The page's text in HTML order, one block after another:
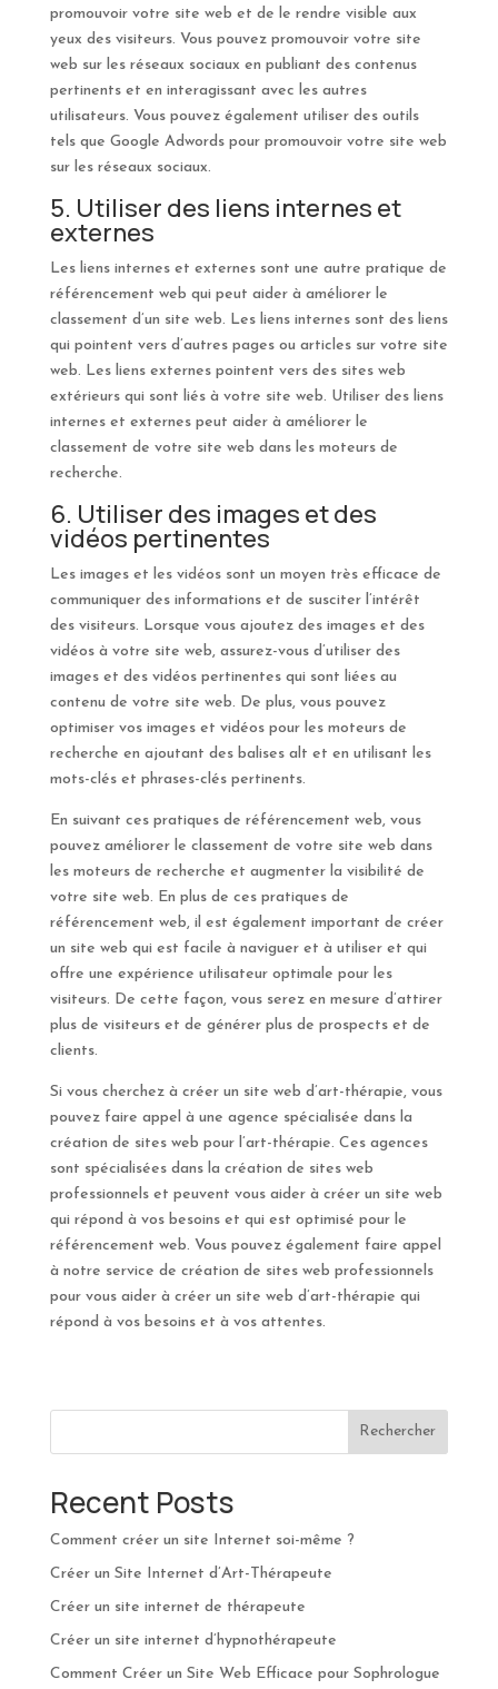
promouvoir votre site web et de le rendre visible aux
yeux des visiteurs. Vous pouvez promouvoir votre site
web sur les réseaux sociaux en publiant des contenus
pertinents et en interagissant avec les autres
utilisateurs. Vous pouvez également utiliser des outils
tels que Google Adwords pour promouvoir votre site web
sur les réseaux sociaux.
5. Utiliser des liens internes et
externes
Les liens internes et externes sont une autre pratique de
référencement web qui peut aider à améliorer le
classement d’un site web. Les liens internes sont des liens
qui pointent vers d’autres pages ou articles sur votre site
web. Les liens externes pointent vers des sites web
extérieurs qui sont liés à votre site web. Utiliser des liens
internes et externes peut aider à améliorer le
classement de votre site web dans les moteurs de
recherche.
6. Utiliser des images et des
vidéos pertinentes
Les images et les vidéos sont un moyen très efficace de
communiquer des informations et de susciter l’intérêt
des visiteurs. Lorsque vous ajoutez des images et des
vidéos à votre site web, assurez-vous d’utiliser des
images et des vidéos pertinentes qui sont liées au
contenu de votre site web. De plus, vous pouvez
optimiser vos images et vidéos pour les moteurs de
recherche en ajoutant des balises alt et en utilisant les
mots-clés et phrases-clés pertinents.
En suivant ces pratiques de référencement web, vous
pouvez améliorer le classement de votre site web dans
les moteurs de recherche et augmenter la visibilité de
votre site web. En plus de ces pratiques de
référencement web, il est également important de créer
un site web qui est facile à naviguer et à utiliser et qui
offre une expérience utilisateur optimale pour les
visiteurs. De cette façon, vous serez en mesure d’attirer
plus de visiteurs et de générer plus de prospects et de
clients.
Si vous cherchez à créer un site web d’art-thérapie, vous
pouvez faire appel à une agence spécialisée dans la
création de sites web pour l’art-thérapie. Ces agences
sont spécialisées dans la création de sites web
professionnels et peuvent vous aider à créer un site web
qui répond à vos besoins et qui est optimisé pour le
référencement web. Vous pouvez également faire appel
à notre service de création de sites web professionnels
pour vous aider à créer un site web d’art-thérapie qui
répond à vos besoins et à vos attentes.
Rechercher
Recent Posts
Comment créer un site Internet soi-même ?
Créer un Site Internet d’Art-Thérapeute
Créer un site internet de thérapeute
Créer un site internet d’hypnothérapeute
Comment Créer un Site Web Efficace pour Sophrologue